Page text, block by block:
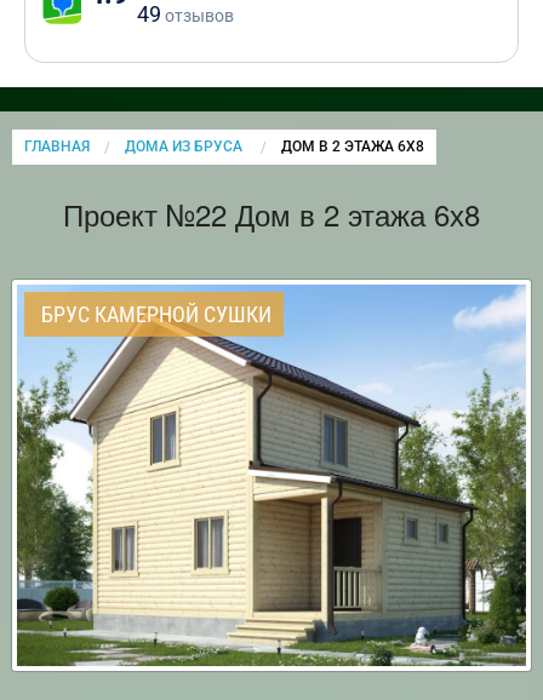
49 отзывов
ГЛАВНАЯ ДОМА ИЗ БРУСА CURRENT:
ДОМ В 2 ЭТАЖА 6Х8
Проект №22 Дом в 2 этажа 6х8
БРУС КАМЕРНОЙ СУШКИ